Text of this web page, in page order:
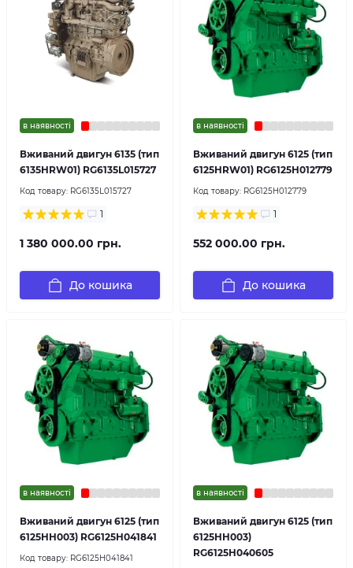
в наявності
Вживаний двигун 6135 (тип
6135HRW01) RG6135L015727
Код товару: RG6135L015727
1
1 380 000.00 грн.
До кошика
в наявності
Вживаний двигун 6125 (тип
6125HRW01) RG6125H012779
Код товару: RG6125H012779
1
552 000.00 грн.
До кошика
в наявності
Вживаний двигун 6125 (тип
6125HH003) RG6125H041841
Код товару: RG6125H041841
в наявності
Вживаний двигун 6125 (тип
6125HH003)
RG6125H040605